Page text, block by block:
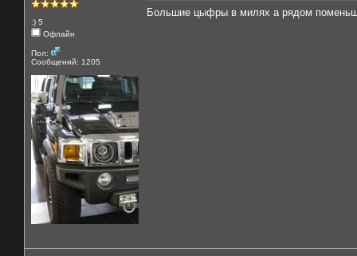
:) 5
Офлайн
Пол:
Сообщений: 1205
Большие цыфры в милях а рядом